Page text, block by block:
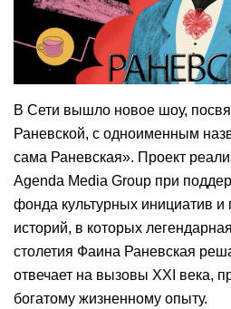
В Сети вышло новое шоу,
Раневской, с одноименным
сама Раневская». Проект
Agenda Media Group при
фонда культурных инициатив и
историй, в которых
столетия Фаина Раневская
отвечает на вызовы XXI века,
богатому жизненному опыту.